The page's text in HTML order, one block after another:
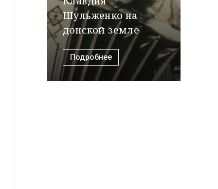
Шульженко на
донской земле
Подробнее